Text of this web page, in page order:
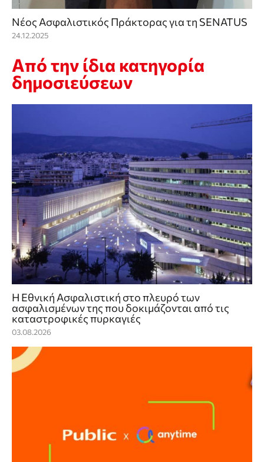
Νέος Ασφαλιστικός Πράκτορας για τη SENATUS
24.12.2025
Από την ίδια κατηγορία
δημοσιεύσεων
Η Εθνική Ασφαλιστική στο πλευρό των
ασφαλισμένων της που δοκιμάζονται από τις
καταστροφικές πυρκαγιές
03.08.2026